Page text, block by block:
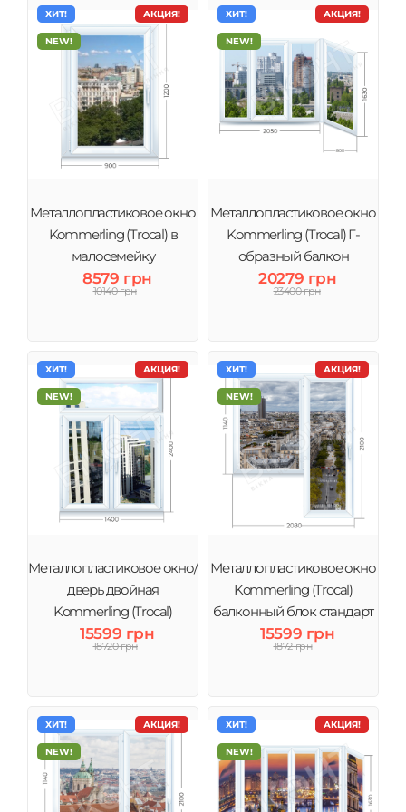
АКЦИЯ!
ХИТ!
NEW!
Металлопластиковое окно
Kommerling (Trocal) в
малосемейку
8579 грн
10140 грн
АКЦИЯ!
ХИТ!
NEW!
Металлопластиковое окно
Kommerling (Trocal) Г-
образный балкон
панельный дом
20279 грн
23400 грн
АКЦИЯ!
ХИТ!
NEW!
Металлопластиковое окно/
дверь двойная
Kommerling (Trocal)
Сталинка
15599 грн
18720 грн
АКЦИЯ!
ХИТ!
NEW!
Металлопластиковое окно
Kommerling (Trocal)
балконный блок стандарт
15599 грн
1872 грн
АКЦИЯ!
ХИТ!
NEW!
АКЦИЯ!
ХИТ!
NEW!